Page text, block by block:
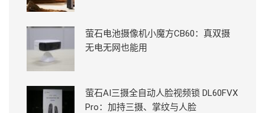
萤石电池摄像机小魔方CB60：真双摄
无电无网也能用
萤石AI三摄全自动人脸视频锁 DL60FVX
Pro：加持三摄、掌纹与人脸